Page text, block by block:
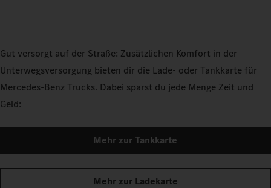
Gut versorgt auf der Straße: Zusätzlichen Komfort in der
Unterwegsversorgung bieten dir die Lade- oder Tankkarte für
Mercedes‑Benz Trucks. Dabei sparst du jede Menge Zeit und
Geld:
Mehr zur Tankkarte
Mehr zur Ladekarte